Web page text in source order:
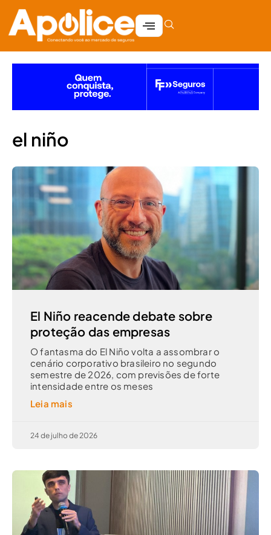
el niño
El Niño reacende debate sobre
proteção das empresas
O fantasma do El Niño volta a assombrar o
cenário corporativo brasileiro no segundo
semestre de 2026, com previsões de forte
intensidade entre os meses
Leia mais
24 de julho de 2026